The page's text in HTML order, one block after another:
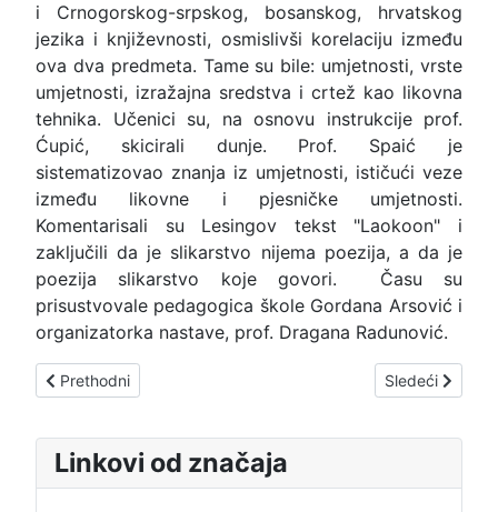
i Crnogorskog-srpskog, bosanskog, hrvatskog
jezika i književnosti, osmislivši korelaciju između
ova dva predmeta. Tame su bile: umjetnosti, vrste
umjetnosti, izražajna sredstva i crtež kao likovna
tehnika. Učenici su, na osnovu instrukcije prof.
Ćupić, skicirali dunje. Prof. Spaić je
sistematizovao znanja iz umjetnosti, ističući veze
između likovne i pjesničke umjetnosti.
Komentarisali su Lesingov tekst "Laokoon" i
zaključili da je slikarstvo nijema poezija, a da je
poezija slikarstvo koje govori. Času su
prisustvovale pedagogica škole Gordana Arsović i
organizatorka nastave, prof. Dragana Radunović.
Prethodni članak: Otvoreni dani nauke
Prethodni Sledeći članak:
Sledeći
Linkovi od značaja